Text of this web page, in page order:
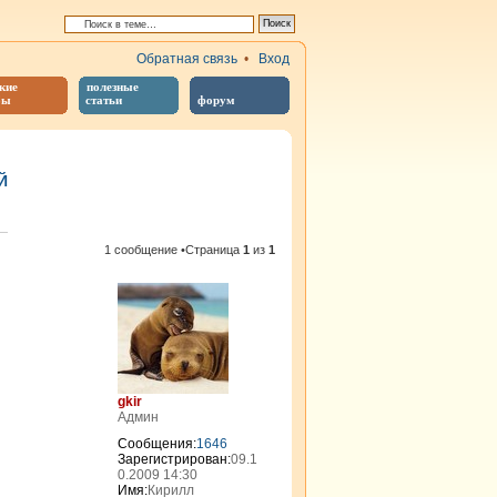
полезные
статьи
форум
Обратная связь • Вход
поиск1 сообщение •Страница 1 из 1
gkir
Админ
Сообщения:1646
Зарегистрирован:09.1
0.2009 14:30
Имя:Кирилл